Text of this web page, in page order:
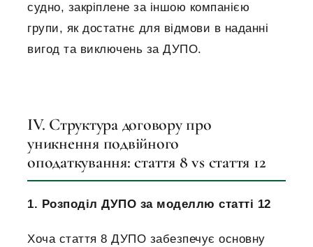
судно, закріплене за іншою компанією
групи, як достатнє для відмови в наданні
вигод та виключень за ДУПО.
IV. Структура договору про
уникнення подвійного
оподаткування: стаття 8 vs стаття 12
1. Розподіл ДУПО за моделлю статті 12
Хоча стаття 8 ДУПО забезпечує основну